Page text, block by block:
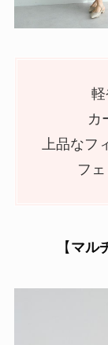
カ
上品なフ
フ
【 マル